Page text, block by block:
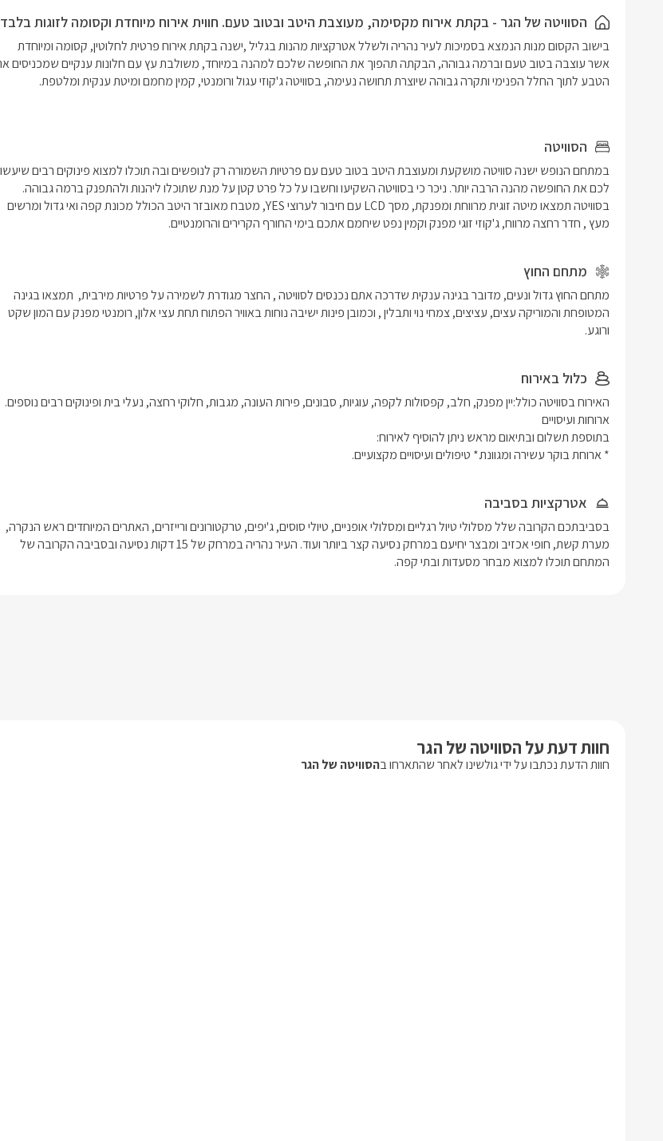
הסוויטה של הגר - בקתת אירוח מקסימה, מעוצבת היטב ובטוב טעם. חווית אירוח מיוחדת וקסומה לזוגות בלבד
הסוויטה
מעץ , חדר רחצה מרווח, ג'קוזי זוגי מפנק וקמין נפט שיחמם אתכם בימי החורף הקרירים והרומנטיים.
מתחם החוץ
ורוגע.
כלול באירוח
* ארוחת בוקר עשירה ומגוונת.* טיפולים ועיסויים מקצועיים.
אטרקציות בסביבה
המתחם תוכלו למצוא מבחר מסעדות ובתי קפה.
חוות דעת על הסוויטה של הגר
חוות הדעת נכתבו על ידי גולשינו לאחר שהתארחו בהסוויטה של הגר